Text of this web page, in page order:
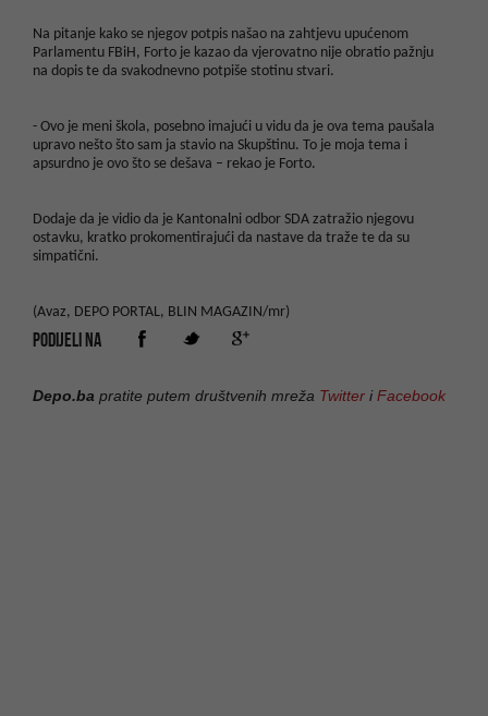
Na pitanje kako se njegov potpis našao na zahtjevu upućenom
Parlamentu FBiH, Forto je kazao da vjerovatno nije obratio pažnju
na dopis te da svakodnevno potpiše stotinu stvari.
- Ovo je meni škola, posebno imajući u vidu da je ova tema paušala
upravo nešto što sam ja stavio na Skupštinu. To je moja tema i
apsurdno je ovo što se dešava – rekao je Forto.
Dodaje da je vidio da je Kantonalni odbor SDA zatražio njegovu
ostavku, kratko prokomentirajući da nastave da traže te da su
simpatični.
(Avaz, DEPO PORTAL, BLIN MAGAZIN/mr)
PODIJELI NA
Depo.ba pratite putem društvenih mreža Twitter iFacebook